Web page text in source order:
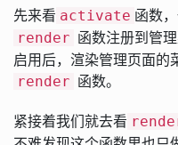
先来看 activate 函数
render 函数注册到管
启用后，渲染管理页面的
render 函数。
紧接着我们就去看